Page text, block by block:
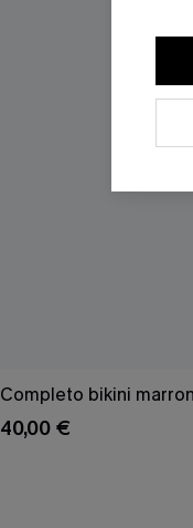
Completo bikini
40,00 €